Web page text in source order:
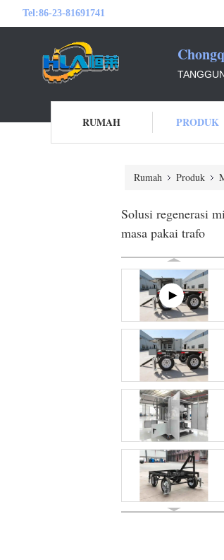
Tel:86-23-81691741
RUMAH PRODUK
Rumah Produk
Solusi regenerasi
masa pakai trafo